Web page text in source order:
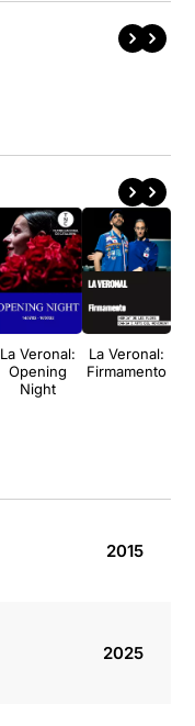
La Veronal:
Opening
Night
La Veronal:
Firmamento
2015
2025